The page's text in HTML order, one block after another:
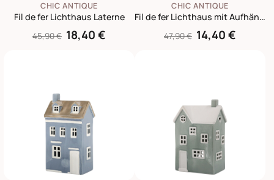
CHIC ANTIQUE
Fil de fer Lichthaus Laterne
45,90 € 18,40 €
CHIC ANTIQUE
Fil de fer Lichthaus mit Aufhängung
47,90 € 14,40 €